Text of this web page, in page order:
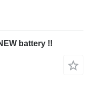
battery !!